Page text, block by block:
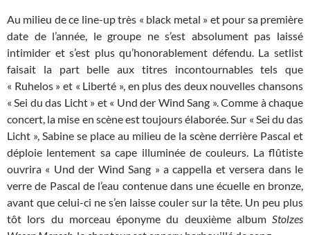
Au milieu de ce line-up très « black metal » et pour sa première
date de l’année, le groupe ne s’est absolument pas laissé
intimider et s’est plus qu’honorablement défendu. La setlist
faisait la part belle aux titres incontournables tels que
« Ruhelos » et « Liberté », en plus des deux nouvelles chansons
« Sei du das Licht » et « Und der Wind Sang ». Comme à chaque
concert, la mise en scène est toujours élaborée. Sur « Sei du das
Licht », Sabine se place au milieu de la scène derrière Pascal et
déploie lentement sa cape illuminée de couleurs. La flûtiste
ouvrira « Und der Wind Sang » a cappella et versera dans le
verre de Pascal de l’eau contenue dans une écuelle en bronze,
avant que celui-ci ne s’en laisse couler sur la tête. Un peu plus
tôt lors du morceau éponyme du deuxième album Stolzes